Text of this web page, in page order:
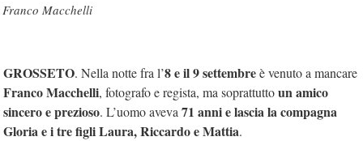
Franco Macchelli
GROSSETO. Nella notte fra l’8 e il 9 settembreè venuto a mancare
Franco Macchelli, fotografo e regista, ma soprattuttoun amico
sincero e prezioso. L’uomo aveva 71 anni e lascia la compagna
Gloria e i tre figli Laura, Riccardo e Mattia.